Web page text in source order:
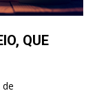
QUE